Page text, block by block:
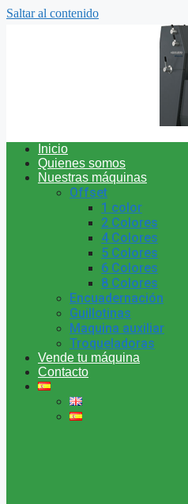
Saltar al contenido
Inicio
Quienes somos
Nuestras máquinas
Offset
1 color
2 Colores
4 Colores
5 Colores
6 Colores
8 Colores
Encuadernación
Guillotinas
Maquina auxiliar
Troqueladoras
Vende tu máquina
Contacto